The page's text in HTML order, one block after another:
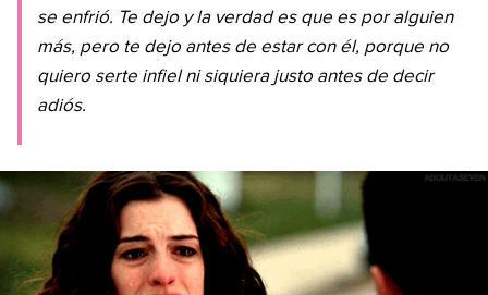
se enfrió. Te dejo y la verdad es que es por alguien
más, pero te dejo antes de estar con él, porque no
quiero serte infiel ni siquiera justo antes de decir
adiós.